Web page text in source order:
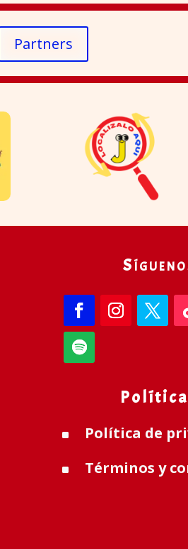
Partners
^ Política de
^ Términos y